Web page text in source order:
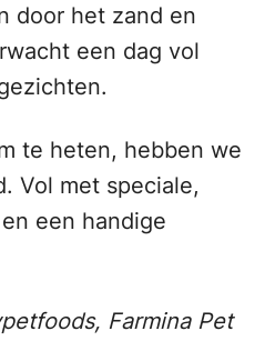
door het zand en
een dag vol
te heten, hebben we
Vol met speciale,
een handige
Farmina Pet